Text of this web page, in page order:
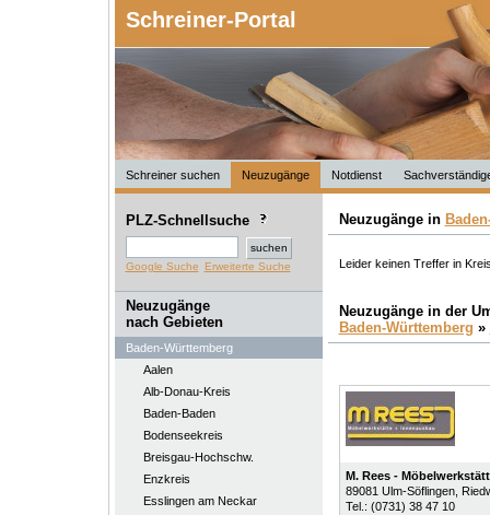
Schreiner-Portal
Schreiner suchen Neuzugänge Notdienst
PLZ-Schnellsuche
Google Suche Erweiterte Suche
Neuzugänge
nach Gebieten
Baden-Württemberg
Aalen
Alb-Donau-Kreis
Baden-Baden
Bodenseekreis
Breisgau-Hochschw.
Enzkreis
Esslingen am Neckar
Neuzugänge in
Leider keinen Treffer in
Neuzugänge in der
Baden-Württemberg »
M. Rees -
89081 Ulm-Söflingen,
Tel.: (0731) 38 47 10